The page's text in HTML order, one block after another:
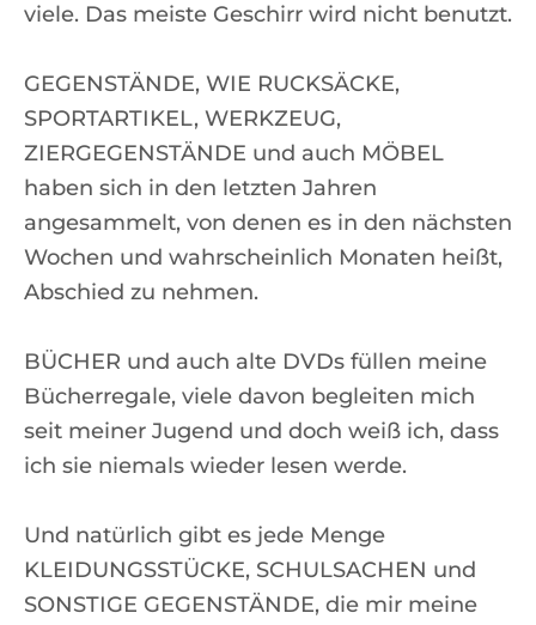
viele. Das meiste Geschirr wird nicht benutzt.
GEGENSTÄNDE, WIE RUCKSÄCKE,
SPORTARTIKEL, WERKZEUG,
ZIERGEGENSTÄNDE und auch MÖBEL
haben sich in den letzten Jahren
angesammelt, von denen es in den nächsten
Wochen und wahrscheinlich Monaten heißt,
Abschied zu nehmen.
BÜCHER und auch alte DVDs füllen meine
Bücherregale, viele davon begleiten mich
seit meiner Jugend und doch weiß ich, dass
ich sie niemals wieder lesen werde.
Und natürlich gibt es jede Menge
KLEIDUNGSSTÜCKE, SCHULSACHEN und
SONSTIGE GEGENSTÄNDE, die mir meine